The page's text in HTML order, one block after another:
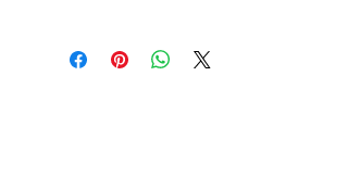
Notas topo:Bergamota, Mandarina.